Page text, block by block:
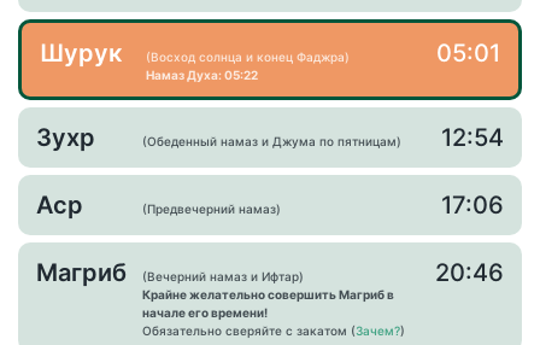
Шурук
(Восход солнца и конец Фаджра)
Намаз Духа: 05:22
05:01
Зухр (Обеденный намаз и Джума по пятницам) 12:54
Аср (Предвечерний намаз) 17:06
Магриб
(Вечерний намаз и Ифтар)
Крайне желательно совершить Магриб в
начале его времени!
Обязательно сверяйте с закатом (Зачем?)
20:46